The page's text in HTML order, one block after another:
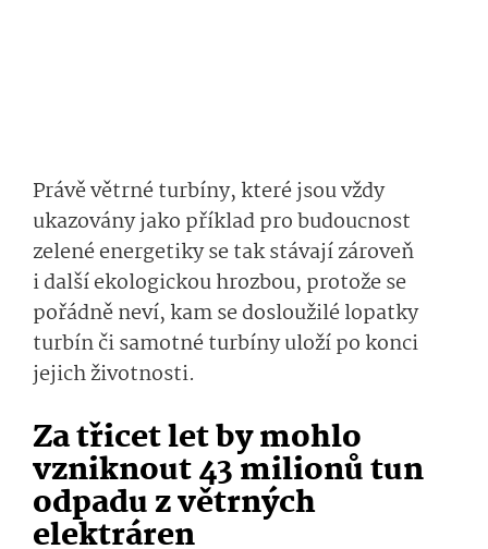
Právě větrné turbíny, které jsou vždy
ukazovány jako příklad pro budoucnost
zelené energetiky se tak stávají zároveň
i další ekologickou hrozbou, protože se
pořádně neví, kam se dosloužilé lopatky
turbín či samotné turbíny uloží po konci
jejich životnosti.
Za třicet let by mohlo
vzniknout 43 milionů tun
odpadu z větrných
elektráren